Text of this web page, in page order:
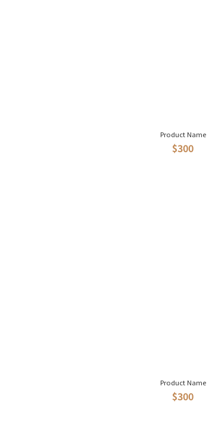
Product Name
$300
Product Name
$300